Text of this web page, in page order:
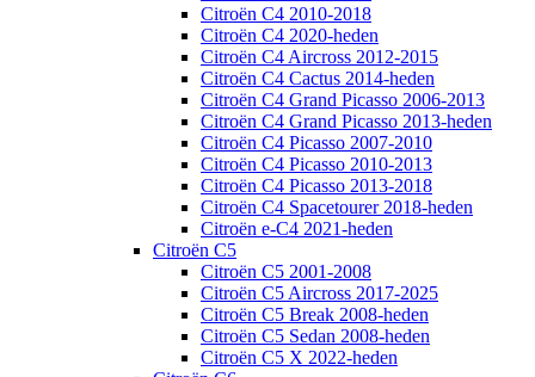
Citroën C4 2010-2018
Citroën C4 2020-heden
Citroën C4 Aircross 2012-2015
Citroën C4 Cactus 2014-heden
Citroën C4 Grand Picasso 2006-2013
Citroën C4 Grand Picasso 2013-heden
Citroën C4 Picasso 2007-2010
Citroën C4 Picasso 2010-2013
Citroën C4 Picasso 2013-2018
Citroën C4 Spacetourer 2018-heden
Citroën e-C4 2021-heden
Citroën C5
Citroën C5 2001-2008
Citroën C5 Aircross 2017-2025
Citroën C5 Break 2008-heden
Citroën C5 Sedan 2008-heden
Citroën C5 X 2022-heden